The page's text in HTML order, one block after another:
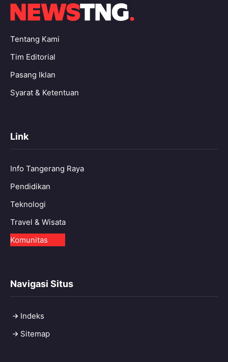
Tentang Kami
Tim Editorial
Pasang Iklan
Syarat & Ketentuan
Link
Info Tangerang Raya
Pendidikan
Teknologi
Travel & Wisata
Komunitas
Navigasi Situs
Indeks
Sitemap